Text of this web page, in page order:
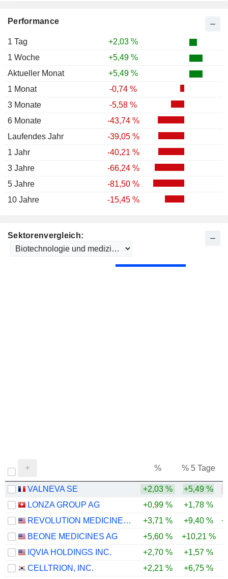
Performance
1 Tag
+2,03 %
1 Woche
+5,49 %
Aktueller Monat
+5,49 %
1 Monat
-0,74 %
3 Monate
-5,58 %
6 Monate
-43,74 %
Laufendes Jahr
-39,05 %
1 Jahr
-40,21 %
3 Jahre
-66,24 %
5 Jahre
-81,50 %
10 Jahre
-15,45 %
Sektorenvergleich:
% % 5 Tage
VALNEVA SE +2,03 % +5,49 %
LONZA GROUP AG
+0,99 % +1,78 %
REVOLUTION MEDICINES, INC.
+3,71 % +9,40 %
BEONE MEDICINES AG
+5,60 % +10,21 %
IQVIA HOLDINGS INC.
+2,70 % +1,57 %
CELLTRION, INC.
+2,21 % +6,75 %